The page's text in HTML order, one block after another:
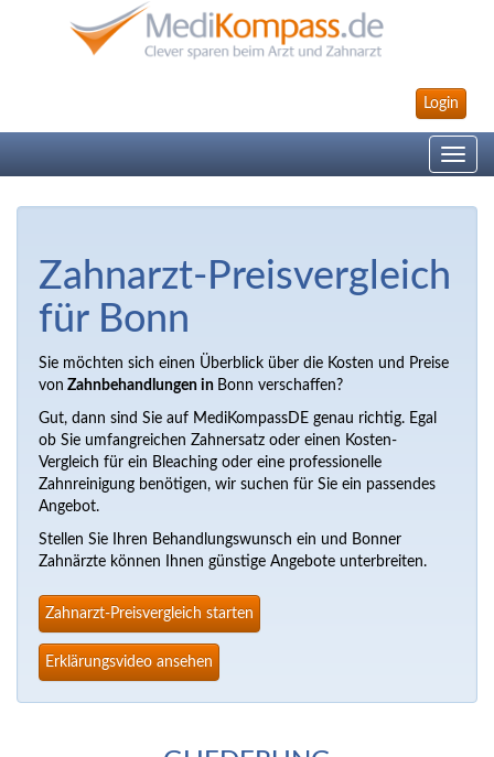
Login
Toggle
Zahnarzt-Preisvergleich
für Bonn
Sie möchten sich einen Überblick über die Kosten und Preise
von Zahnbehandlungen in Bonn verschaffen?
Gut, dann sind Sie auf MediKompassDE genau richtig. Egal
ob Sie umfangreichen Zahnersatz oder einen Kosten-
Vergleich für ein Bleaching oder eine professionelle
Zahnreinigung benötigen, wir suchen für Sie ein passendes
Angebot.
Stellen Sie Ihren Behandlungswunsch ein und Bonner
Zahnärzte können Ihnen günstige Angebote unterbreiten.
Zahnarzt-Preisvergleich starten
Erklärungsvideo ansehen